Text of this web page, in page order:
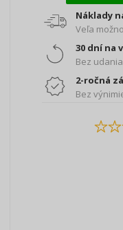
Náklady
Veľa
30 dní na
Bez
2-ročná
Bez